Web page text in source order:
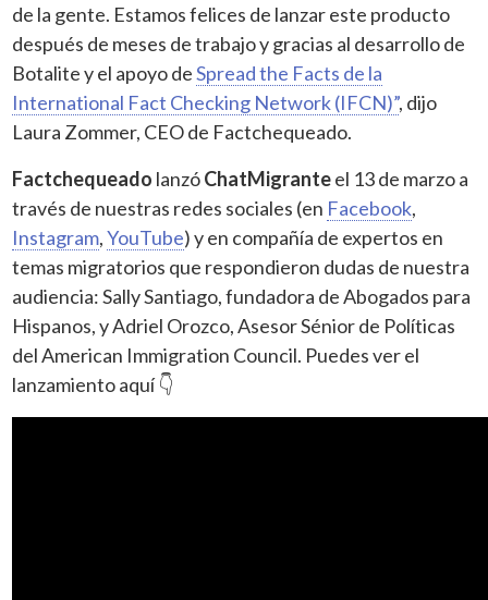
de la gente. Estamos felices de lanzar este producto
después de meses de trabajo y gracias al desarrollo de
Botalite y el apoyo deSpread the Facts de la
International Fact Checking Network (IFCN)”, dijo
Laura Zommer, CEO de Factchequeado.
Factchequeado lanzóChatMigranteel 13 de marzo a
través de nuestras redes sociales (en Facebook,
Instagram,YouTube) y en compañía de expertos en
temas migratorios que respondieron dudas de nuestra
audiencia: Sally Santiago, fundadora de Abogados para
Hispanos, y Adriel Orozco, Asesor Sénior de Políticas
del American Immigration Council. Puedes ver el
lanzamiento aquí 👇